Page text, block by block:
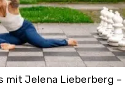
mit Jelena Lieberberg –